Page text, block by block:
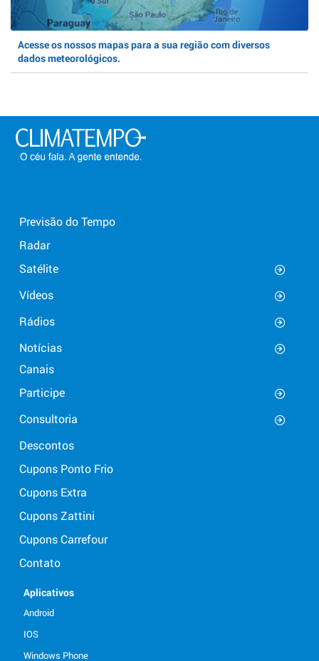
Acesse os nossos mapas para a sua região com diversos
dados meteorológicos.
Previsão do Tempo
Radar
Satélite
Vídeos
Rádios
Notícias
Canais
Participe
Consultoria
Descontos
Cupons Ponto Frio
Cupons Extra
Cupons Zattini
Cupons Carrefour
Contato
Aplicativos
Android
IOS
Windows Phone